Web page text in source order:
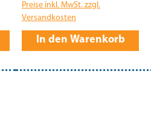
Preise inkl. MwSt. zzgl.
Versandkosten
In den Warenkorb